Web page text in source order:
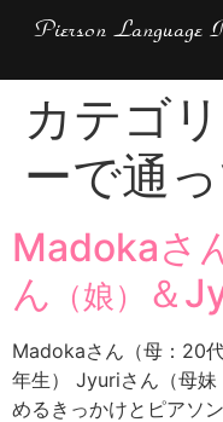
Pierson Language
カテゴ
ーで通
Madokaさ
ん （娘） ＆
Madokaさん（母：20
年生） Jyuriさん（母
めるきっかけとピアソ